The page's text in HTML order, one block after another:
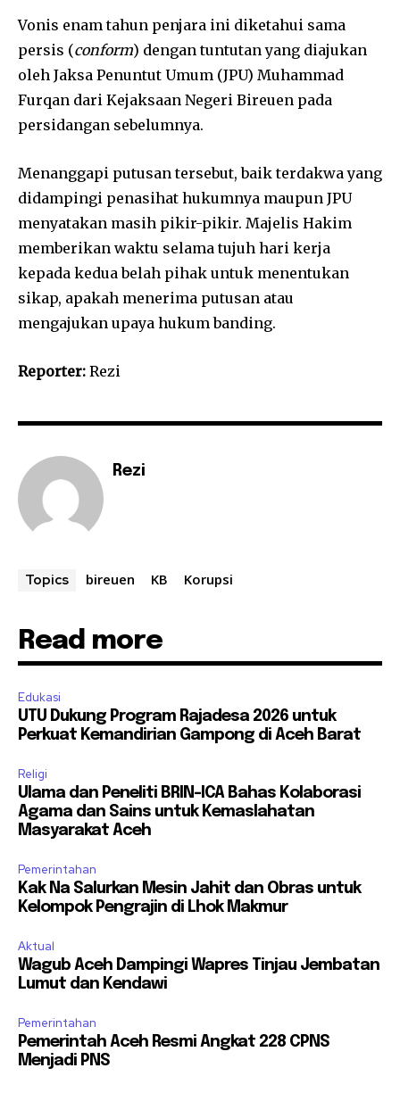
Vonis enam tahun penjara ini diketahui sama
persis (conform) dengan tuntutan yang diajukan
oleh Jaksa Penuntut Umum (JPU) Muhammad
Furqan dari Kejaksaan Negeri Bireuen pada
persidangan sebelumnya.
Menanggapi putusan tersebut, baik terdakwa yang
didampingi penasihat hukumnya maupun JPU
menyatakan masih pikir-pikir. Majelis Hakim
memberikan waktu selama tujuh hari kerja
kepada kedua belah pihak untuk menentukan
sikap, apakah menerima putusan atau
mengajukan upaya hukum banding.
Reporter: Rezi
Rezi
Topics bireuen KB Korupsi
Read more
Edukasi
UTU Dukung Program Rajadesa 2026 untuk
Perkuat Kemandirian Gampong di Aceh Barat
Religi
Ulama dan Peneliti BRIN-ICA Bahas Kolaborasi
Agama dan Sains untuk Kemaslahatan
Masyarakat Aceh
Pemerintahan
Kak Na Salurkan Mesin Jahit dan Obras untuk
Kelompok Pengrajin di Lhok Makmur
Aktual
Wagub Aceh Dampingi Wapres Tinjau Jembatan
Lumut dan Kendawi
Pemerintahan
Pemerintah Aceh Resmi Angkat 228 CPNS
Menjadi PNS